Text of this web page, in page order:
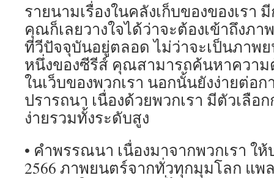
รายนามเรื่องในคลังเก็บของของเรา
คุณก็เลยวางใจได้ว่าจะต้องเข้าถึงภ
ทีวีปัจจุบันอยู่ตลอด ไม่ว่าจะเป็นภาพ
หนึ่งของซีรีส์ คุณสามารถค้นหาความ
ในเว็บของพวกเรา นอกนั้นยังง่ายต่อก
ปรารถนา เนื่องด้วยพวกเรา มีตัวเลือ
ง่ายรวมทั้งระดับสูง
• คำพรรณนา เนื่องมาจากพวกเรา ใ
2566 ภาพยนตร์จากทั่วทุกมุมโลก แ